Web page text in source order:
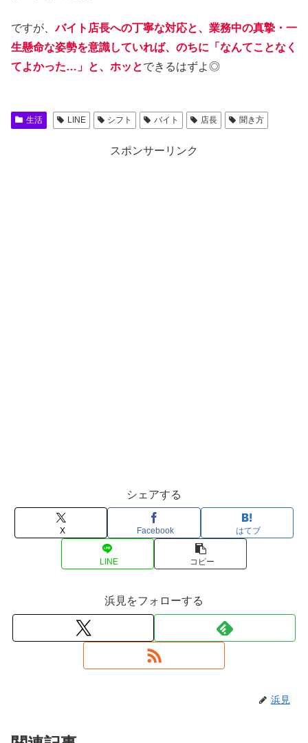
ですが、バイト店長への丁寧な対応と、業務中の真摯・一
生懸命な姿勢を意識していれば、のちに 「なんてことなく
てよかった…」と、ホッとできるはずよ◎
生活 LINE シフト バイト 店長 聞き方
スポンサーリンク
シェアする
X Facebook はてブ
LINE コピー
浜見をフォローする
浜見